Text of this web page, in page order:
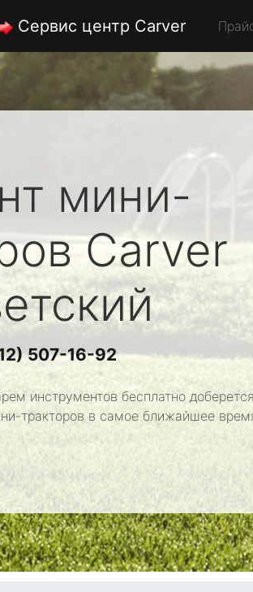
Сервис центр Carver
мини-
Carver
507-16-92
инструментов бесплатно
тракторов в самое ближайшее